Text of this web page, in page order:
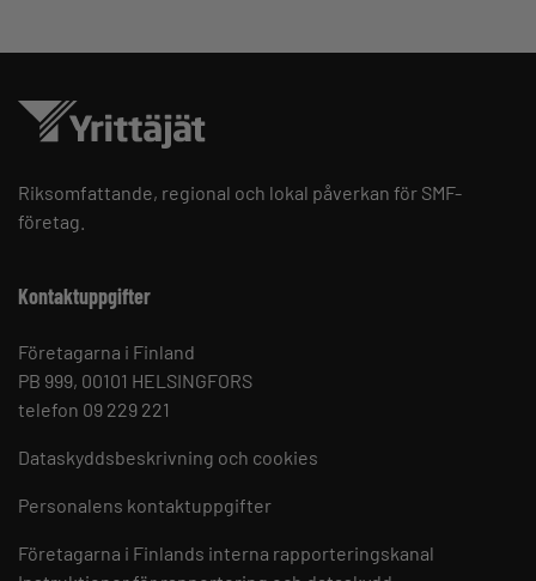
Riksomfattande, regional och lokal påverkan för SMF-
företag.
Kontaktuppgifter
Företagarna i Finland
PB 999, 00101 HELSINGFORS
telefon 09 229 221
Dataskyddsbeskrivning och cookies
Personalens kontaktuppgifter
Företagarna i Finlands interna rapporteringskanal